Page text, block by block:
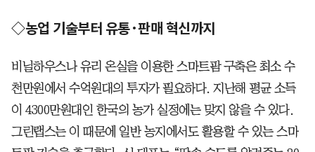
◇농업 기술부터 유통·판매 혁신까지
비닐하우스나 유리 온실을 이용한 스마트팜 구축은 최소 수
천만원에서 수억원대의 투자가 필요하다. 지난해 평균 소득
이 4300만원대인 한국의 농가 실정에는 맞지 않을 수 있다.
그린랩스는 이 때문에 일반 농지에서도 활용할 수 있는 스마